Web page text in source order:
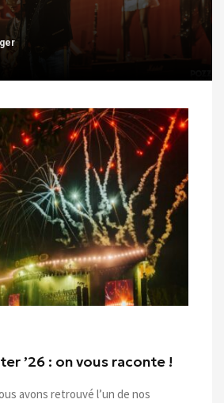
’26 : on vous raconte !
avons retrouvé l’un de nos